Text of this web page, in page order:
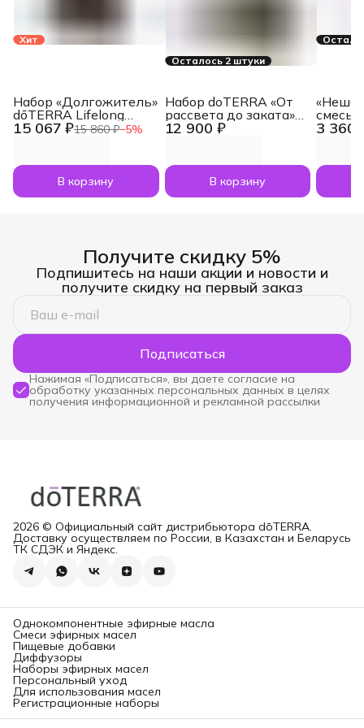
Хит
15 067 ₽15 860 ₽−5%
Набор «Долгожитель»
dōTERRA Lifelong
Vitality Pack, 3x120
В корзину
Осталось 2 штуки
12 900 ₽
Набор doTERRA «От
рассвета до заката»
увлажнитель воздуха
по 5 мл
В корзину
3 360
смесь
Получите скидку 5%
Подпишитесь на наши акции и новости и
получите скидку на первый заказ
Подписаться
Нажимая «Подписаться», вы даете согласие на
обработку указанных персональных данных в целях
получения информационной и рекламной рассылки
2026 © Официальный сайт дистрибьютора dōTERRA.
Доставку осуществляем по России, в Казахстан и Беларусь
ТК СДЭК и Яндекс.
Однокомпонентные эфирные масла
Смеси эфирных масел
Пищевые добавки
Диффузоры
Наборы эфирных масел
Персональный уход
Для использования масел
Регистрационные наборы